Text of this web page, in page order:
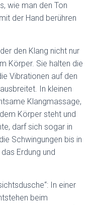
wie man den Ton
der Hand berühren
den Klang nicht nur
Körper. Sie halten die
Vibrationen auf den
In kleinen
Klangmassage,
Körper steht und
darf sich sogar in
Schwingungen bis in
Erdung und
In einer
beim